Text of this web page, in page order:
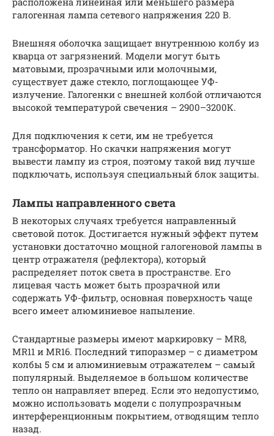
галогенная лампа сетевого напряжения 220 В.
Внешняя оболочка защищает внутреннюю колбу из
кварца от загрязнений. Модели могут быть
матовыми, прозрачными или молочными,
существует даже стекло, поглощающее УФ­-
излучение. Галогенки с внешней колбой отличаются
высокой температурой свечения – 2900–3200К.
Для подключения к сети, им не требуется
трансформатор. Но скачки напряжения могут
вывести лампу из строя, поэтому такой вид лучше
подключать, используя специальный блок защиты.
Лампы направленного света
В некоторых случаях требуется направленный
световой поток. Достигается нужный эффект путем
установки достаточно мощной галогеновой лампы в
центр отражателя (рефлектора), который
распределяет поток света в пространстве. Его
лицевая часть может быть прозрачной или
содержать УФ-фильтр, основная поверхность чаще
всего имеет алюминиевое напыление.
Стандартные размеры имеют маркировку – MR8,
MR11 и MR16. Последний типоразмер – с диаметром
колбы 5 см и алюминиевым отражателем – самый
популярный. Выделяемое в большом количестве
тепло он направляет вперед. Если это недопустимо,
можно использовать модели с полупрозрачным
интерференционным покрытием, отводящим тепло
назад.